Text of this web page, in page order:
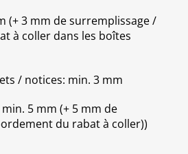
(+ 3 mm de surremplissage /
à coller dans les boîtes
/ notices: min. 3 mm
5 mm (+ 5 mm de
du rabat à coller))